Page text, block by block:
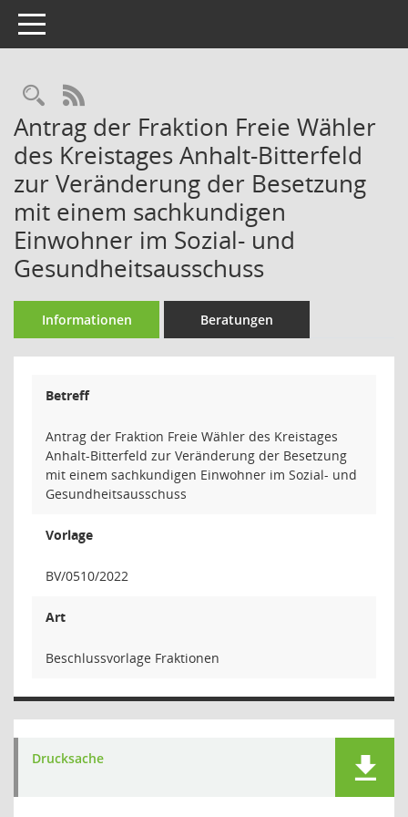
Toggle navigation
Rechercheauswahl
RSS-Feed
Antrag der Fraktion Freie Wähler
des Kreistages Anhalt-Bitterfeld
zur Veränderung der Besetzung
mit einem sachkundigen
Einwohner im Sozial- und
Gesundheitsausschuss
Informationen Beratungen
Betreff
Antrag der Fraktion Freie Wähler des Kreistages
Anhalt-Bitterfeld zur Veränderung der Besetzung
mit einem sachkundigen Einwohner im Sozial- und
Gesundheitsausschuss
Vorlage
BV/0510/2022
Art
Beschlussvorlage Fraktionen
Drucksache